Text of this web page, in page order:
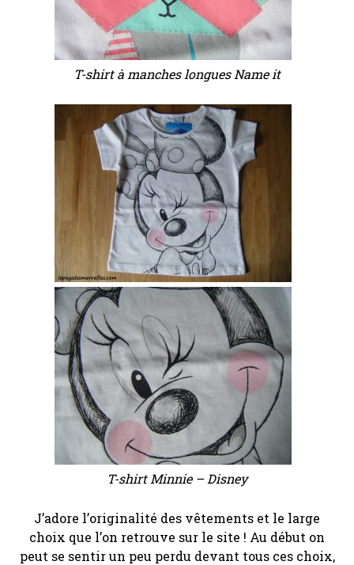
T-shirt à manches longues Name it
T-shirt Minnie – Disney
J’adore l’originalité des vêtements et le large
choix que l’on retrouve sur le site ! Au début on
peut se sentir un peu perdu devant tous ces choix,